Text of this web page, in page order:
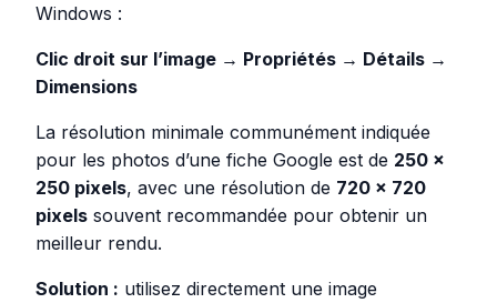
Windows :
Clic droit sur l’image → Propriétés → Détails →
Dimensions
La résolution minimale communément indiquée
pour les photos d’une fiche Google est de 250 ×
250 pixels, avec une résolution de 720 × 720
pixels souvent recommandée pour obtenir un
meilleur rendu.
Solution : utilisez directement une image